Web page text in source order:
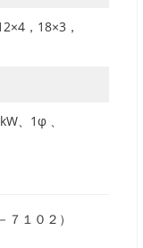
，18×3，
、1φ 、
１０２）